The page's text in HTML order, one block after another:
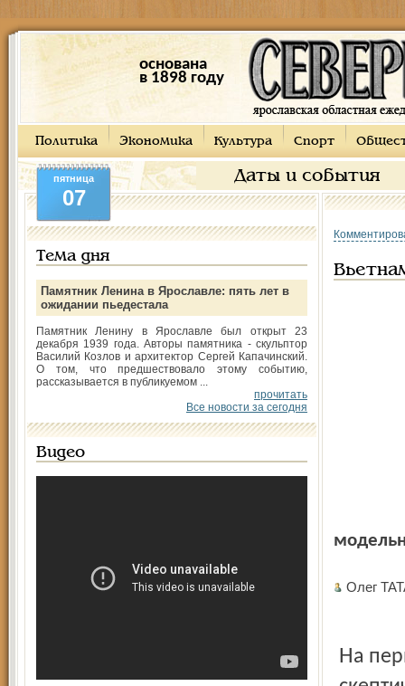
основана
в 1898 году
Политика Экономика Культура Спорт
Даты и события
пятница
07
Тема дня
Памятник Ленина в Ярославле: пять лет в
ожидании пьедестала
Памятник Ленину в Ярославле был открыт 23
декабря 1939 года. Авторы памятника - скульптор
Василий Козлов и архитектор Сергей Капачинский.
О том, что предшествовало этому событию,
рассказывается в публикуемом ...
прочитать
Все новости за сегодня
Видео
Олег
На первый взгляд такое стремление может вызвать